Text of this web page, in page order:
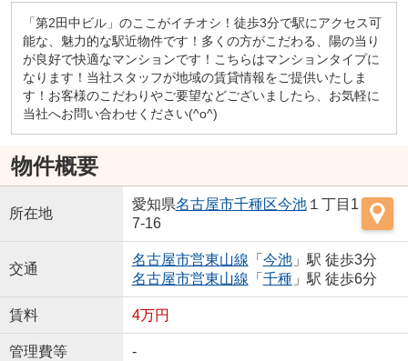
「第2田中ビル」のここがイチオシ！徒歩3分で駅にアクセス可
能な、魅力的な駅近物件です！多くの方がこだわる、陽の当り
が良好で快適なマンションです！こちらはマンションタイプに
なります！当社スタッフが地域の賃貸情報をご提供いたしま
す！お客様のこだわりやご要望などございましたら、お気軽に
当社へお問い合わせください(^o^)
物件概要
所在地
愛知県名古屋市千種区今池１丁目1
7-16
交通
名古屋市営東山線 「 今池」駅 徒歩3分
名古屋市営東山線 「 千種」駅 徒歩6分
賃料 4万円
管理費等 -